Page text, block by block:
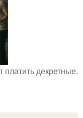
платить декретные.